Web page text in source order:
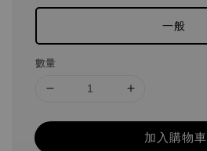
一般
數量
加入購物車